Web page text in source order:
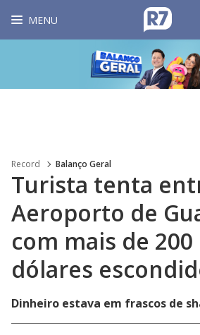
MENU
Record Balanço Geral
Turista tenta
Aeroporto de
com mais de
dólares
Dinheiro estava em frascos de